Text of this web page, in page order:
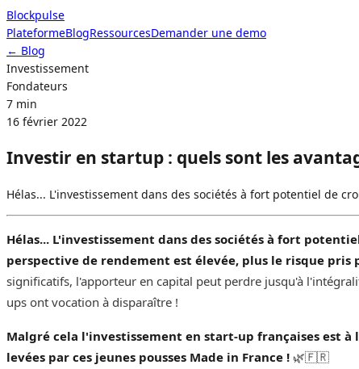
Blockpulse
PlateformeBlogRessourcesDemander une demo
Demander une demo
← Blog
Investissement
Fondateurs
7 min
16 février 2022
Investir en startup : quels sont les
Hélas... L'investissement dans des sociétés à fort potentiel de
Hélas... L'investissement dans des sociétés à fort
perspective de rendement est élevée, plus le risque
significatifs, l'apporteur en capital peut perdre jusqu'à
ups ont vocation à disparaître ! ‌‌‌‌
Malgré cela l'investissement en start-up françaises est à
levées par ces jeunes pousses Made in France ! 🌿🇫🇷‌‌‌‌